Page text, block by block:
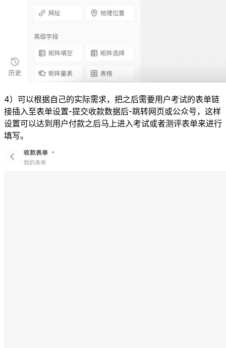
4）可以根据自己的实际需求，把之后需要用户考试的表单链
接插入至表单设置-提交收款数据后-跳转网页或公众号，这样
设置可以达到用户付款之后马上进入考试或者测评表单来进行
填写。